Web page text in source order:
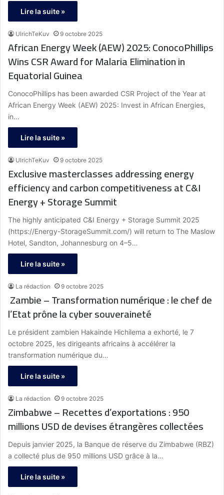
Lire la suite »
UlrichTeKuv 9 octobre 2025
African Energy Week (AEW) 2025: ConocoPhillips
Wins CSR Award for Malaria Elimination in
Equatorial Guinea
ConocoPhillips has been awarded CSR Project of the Year at
African Energy Week (AEW) 2025: Invest in African Energies,
in…
Lire la suite »
UlrichTeKuv 9 octobre 2025
Exclusive masterclasses addressing energy
efficiency and carbon competitiveness at C&I
Energy + Storage Summit
The highly anticipated C&I Energy + Storage Summit 2025
(https://Energy-StorageSummit.com/) will return to The Maslow
Hotel, Sandton, Johannesburg on 4–5…
Lire la suite »
La rédaction 9 octobre 2025
Zambie – Transformation numérique : le chef de
l’Etat prône la cyber souveraineté
Le président zambien Hakainde Hichilema a exhorté, le 7
octobre 2025, les dirigeants africains à accélérer la
transformation numérique du…
Lire la suite »
La rédaction 9 octobre 2025
Zimbabwe – Recettes d’exportations : 950
millions USD de devises étrangères collectées
Depuis janvier 2025, la Banque de réserve du Zimbabwe (RBZ)
a collecté plus de 950 millions USD grâce à la…
Lire la suite »